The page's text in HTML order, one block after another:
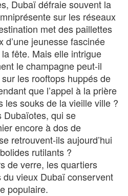
Dubaï défraie souvent la
sur les réseaux
met des paillettes
d’une jeunesse fascinée
fête. Mais elle intrigue
le champagne peut-il
les rooftops huppés de
que l’appel à la prière
les souks de la vieille ville ?
Dubaïotes, qui se
encore à dos de
retrouvent-ils aujourd’hui
rutilants ?
de verre, les quartiers
du vieux Dubaï conservent
populaire.